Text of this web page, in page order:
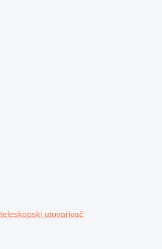
utovarivač